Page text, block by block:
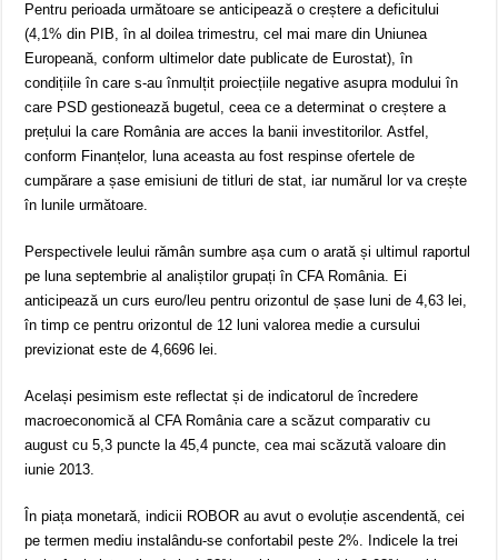
Pentru perioada următoare se anticipează o creștere a deficitului
(4,1% din PIB, în al doilea trimestru, cel mai mare din Uniunea
Europeană, conform ultimelor date publicate de Eurostat), în
condițiile în care s-au înmulțit proiecțiile negative asupra modului în
care PSD gestionează bugetul, ceea ce a determinat o creștere a
prețului la care România are acces la banii investitorilor. Astfel,
conform Finanțelor, luna aceasta au fost respinse ofertele de
cumpărare a șase emisiuni de titluri de stat, iar numărul lor va crește
în lunile următoare.
Perspectivele leului rămân sumbre așa cum o arată și ultimul raportul
pe luna septembrie al analiștilor grupați în CFA România. Ei
anticipează un curs euro/leu pentru orizontul de șase luni de 4,63 lei,
în timp ce pentru orizontul de 12 luni valorea medie a cursului
previzionat este de 4,6696 lei.
Același pesimism este reflectat și de indicatorul de încredere
macroeconomică al CFA România care a scăzut comparativ cu
august cu 5,3 puncte la 45,4 puncte, cea mai scăzută valoare din
iunie 2013.
În piața monetară, indicii ROBOR au avut o evoluție ascendentă, cei
pe termen mediu instalându-se confortabil peste 2%. Indicele la trei